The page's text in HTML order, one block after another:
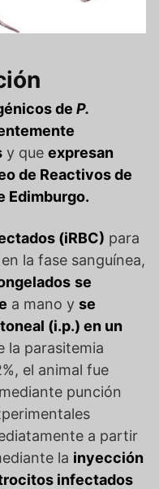
de P.
y que expresan
de Reactivos de
Edimburgo.
(iRBC) para
la fase sanguínea,
se
a mano y se
(i.p.) en un
la parasitemia
el animal fue
mediante punción
a partir
la inyección
infectados